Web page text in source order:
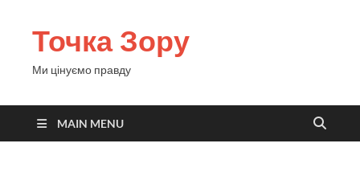
Точка Зору
Ми цінуємо правду
MAIN MENU